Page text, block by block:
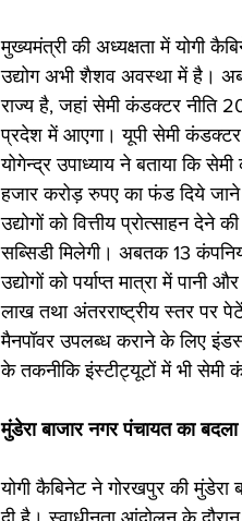
मुख्यमंत्री की अध्यक्षता में योगी
उद्योग अभी शैशव अवस्था में है।
राज्य है, जहां सेमी कंडक्टर नीति
प्रदेश में आएगा। यूपी सेमी कंडक्टर
योगेन्द्र उपाध्याय ने बताया कि
हजार करोड़ रुपए का फंड दिये जाने
उद्योगों को वित्तीय प्रोत्साहन
सब्सिडी मिलेगी। अबतक 13
उद्योगों को पर्याप्त मात्रा में
लाख तथा अंतरराष्ट्रीय स्तर पर
मैनपॉवर उपलब्ध कराने के लिए
के तकनीकि इंस्टीट्यूटों में भी सेमी
मुंडेरा बाजार नगर पंचायत का बदला
योगी कैबिनेट ने गोरखपुर की मुंडेरा